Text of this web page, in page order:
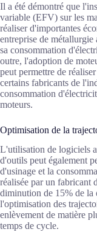
Il a été démontré que
variable (EFV) sur les
réaliser d'importantes
entreprise de
sa consommation
outre, l'adoption de
peut permettre de
certains fabricants de
consommation
moteurs.
Optimisation de la
L'utilisation de logiciels
d'outils peut également
d'usinage et la
réalisée par un fabricant
diminution de 15% de la
l'optimisation des
enlèvement de matière
temps de cycle.